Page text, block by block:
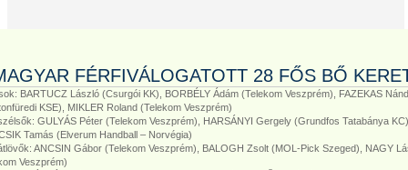
FÉRFIVÁLOGATOTT 28 FŐS BŐ
BARTUCZ László (Csurgói KK), BORBÉLY Ádám (Telekom Veszprém), FAZEKAS
KSE), MIKLER Roland (Telekom Veszprém)
GULYÁS Péter (Telekom Veszprém), HARSÁNYI Gergely (Grundfos Tatabánya KC),
Tamás (Elverum Handball – Norvégia)
ANCSIN Gábor (Telekom Veszprém), BALOGH Zsolt (MOL-Pick Szeged), NAGY
Veszprém)